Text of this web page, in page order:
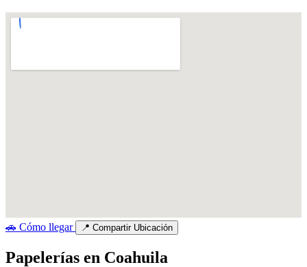
🚗 Cómo llegar 📍 Compartir Ubicación
Papelerías en Coahuila